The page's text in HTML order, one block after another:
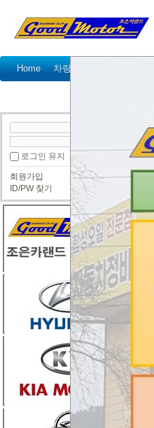
Home 차량정비가격표
로그인 유지
회원가입
ID/PW 찾기